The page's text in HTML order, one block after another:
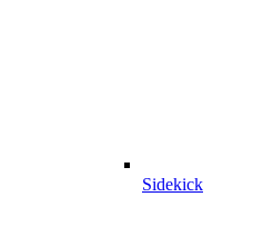
Sidekick